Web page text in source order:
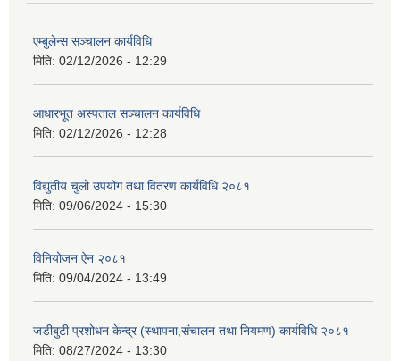
एम्बुलेन्स सञ्चालन कार्यविधि
मिति: 02/12/2026 - 12:29
आधारभूत अस्पताल सञ्चालन कार्यविधि
मिति: 02/12/2026 - 12:28
विद्युतीय चुलो उपयोग तथा वितरण कार्यविधि २०८१
मिति: 09/06/2024 - 15:30
विनियोजन ऐन २०८१
मिति: 09/04/2024 - 13:49
जडीबुटी प्रशोधन केन्द्र (स्थापना,संचालन तथा नियमण) कार्यविधि २०८१
मिति: 08/27/2024 - 13:30